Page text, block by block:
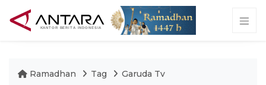
Ramadhan Tag Garuda Tv